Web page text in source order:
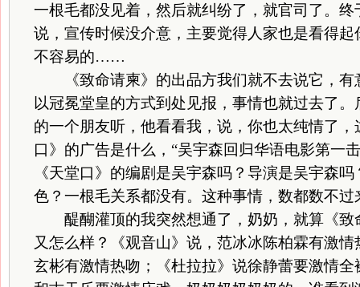
一根毛都没见着，然后就纠纷了，就官司了。终
说，宣传时候没介意，主要觉得人家也是看得
不容易的……
《致命请柬》的出品方我们就不去说它，有
以冠冕堂皇的方式到处见报，事情也就过去了
的一个朋友听，他看看我，说，你也太纯情了
口》的广告是什么，“吴宇森回归华语电影第一
《天堂口》的编剧是吴宇森吗？导演是吴宇森
色？一根毛关系都没有。这种事情，数都数不过
醍醐灌顶的我突然想通了，奶奶，就算《致
又怎么样？《观音山》说，范冰冰陈柏霖有激
玄彬有激情热吻；《杜拉拉》说徐静蕾要激情